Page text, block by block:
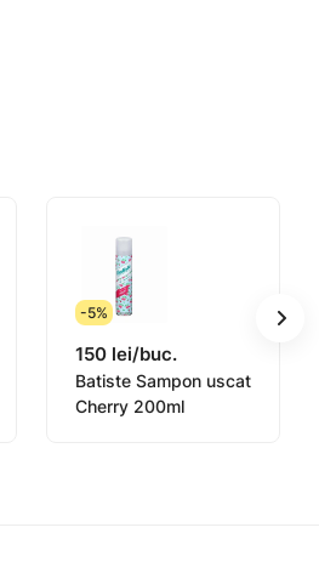
-5%
150 lei/buc.
Batiste Sampon uscat
Cherry 200ml